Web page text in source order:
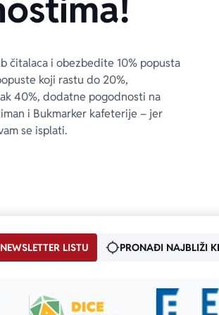
čitalaca i obezbedite 10% popusta
koji rastu do 20%,
40%, dodatne pogodnosti na
i Bukmarker kafeterije – jer
se isplati.
LISTU PRONAĐI NAJBLIŽI